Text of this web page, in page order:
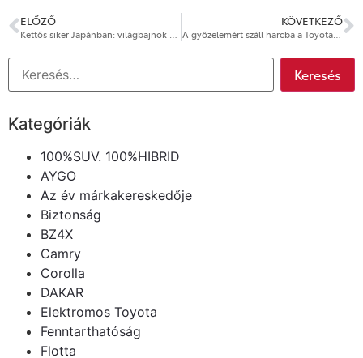
ELŐZŐ KÖVETKEZŐ
A győzelemért száll harcba a Toyota januárban a Dakaron
Kategóriák
100%SUV. 100%HIBRID
AYGO
Az év márkakereskedője
Biztonság
BZ4X
Camry
Corolla
DAKAR
Elektromos Toyota
Fenntarthatóság
Flotta